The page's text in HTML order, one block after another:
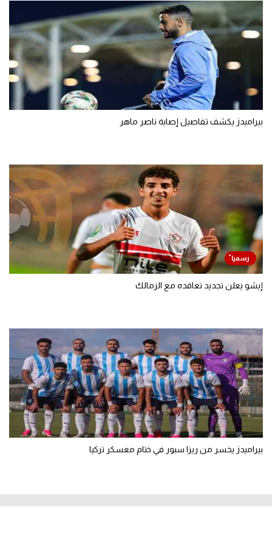
بيراميدز يكشف تفاصيل إصابة ناصر ماهر
إيشو يعلن تجديد تعاقده مع الزمالك
بيراميدز يخسر من ريزا سبور في ختام معسكر تركيا